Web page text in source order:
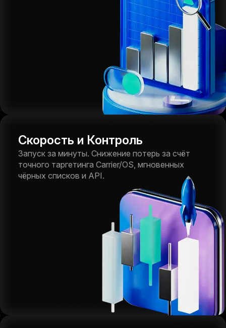
Скорость и Контроль
Запуск за минуты. Снижение потерь за счёт
точного таргетинга Carrier/OS, мгновенных
чёрных списков и API.